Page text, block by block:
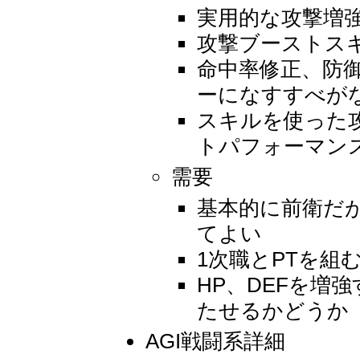
実用的な攻撃増
攻撃ブーストス
命中率修正、防
ーになすすべが
スキルを使った
トパフォーマン
需要
基本的に前衛だ
てよい
1次職とPTを組
HP、DEFを増
たせるかどうか
AGI戦闘系詳細